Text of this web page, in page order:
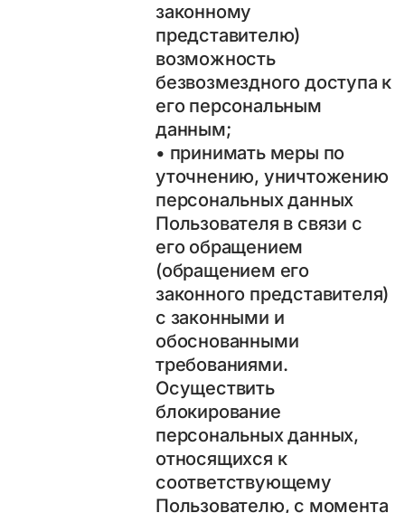
законному
представителю)
возможность
безвозмездного доступа к
его персональным
данным;
• принимать меры по
уточнению, уничтожению
персональных данных
Пользователя в связи с
его обращением
(обращением его
законного представителя)
с законными и
обоснованными
требованиями.
Осуществить
блокирование
персональных данных,
относящихся к
соответствующему
Пользователю, с момента